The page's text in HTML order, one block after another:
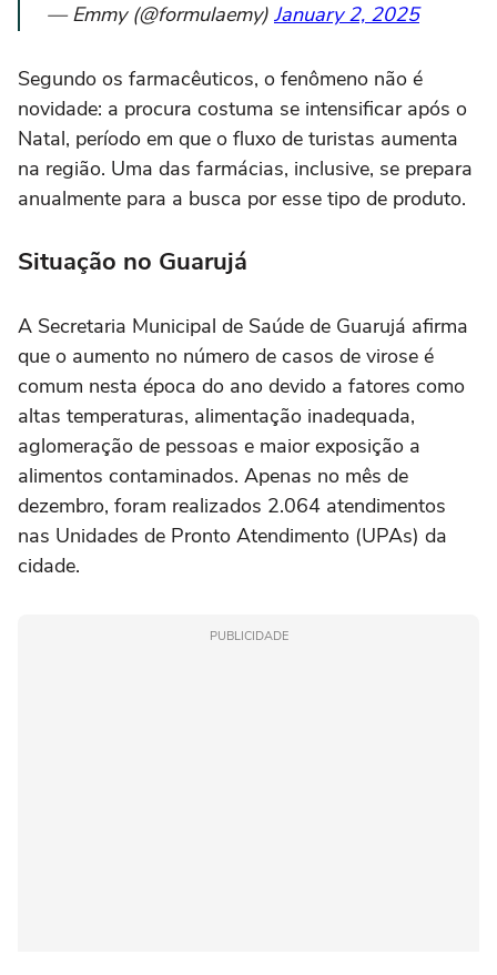
— Emmy (@formulaemy) January 2, 2025
Segundo os farmacêuticos, o fenômeno não é
novidade: a procura costuma se intensificar após o
Natal, período em que o fluxo de turistas aumenta
na região. Uma das farmácias, inclusive, se prepara
anualmente para a busca por esse tipo de produto.
Situação no Guarujá
A Secretaria Municipal de Saúde de Guarujá afirma
que o aumento no número de casos de virose é
comum nesta época do ano devido a fatores como
altas temperaturas, alimentação inadequada,
aglomeração de pessoas e maior exposição a
alimentos contaminados. Apenas no mês de
dezembro, foram realizados 2.064 atendimentos
nas Unidades de Pronto Atendimento (UPAs) da
cidade.
PUBLICIDADE